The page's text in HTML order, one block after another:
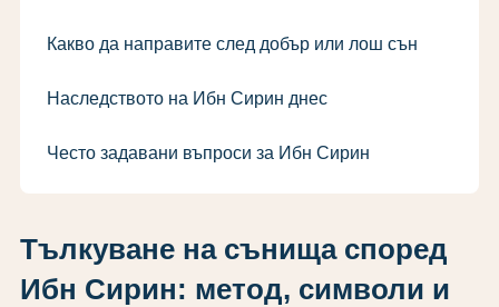
Тълкуване на сънища според
Ибн Сирин: метод, символи и
Какво да направите след добър или лош сън
Наследството на Ибн Сирин днес
Често задавани въпроси за Ибн Сирин